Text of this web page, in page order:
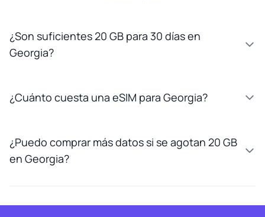
¿Son suficientes 20 GB para 30 días en
Georgia?
¿Cuánto cuesta una eSIM para Georgia?
¿Puedo comprar más datos si se agotan 20 GB
en Georgia?